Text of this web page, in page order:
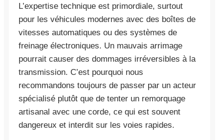
L’expertise technique est primordiale, surtout
pour les véhicules modernes avec des boîtes de
vitesses automatiques ou des systèmes de
freinage électroniques. Un mauvais arrimage
pourrait causer des dommages irréversibles à la
transmission. C’est pourquoi nous
recommandons toujours de passer par un acteur
spécialisé plutôt que de tenter un remorquage
artisanal avec une corde, ce qui est souvent
dangereux et interdit sur les voies rapides.